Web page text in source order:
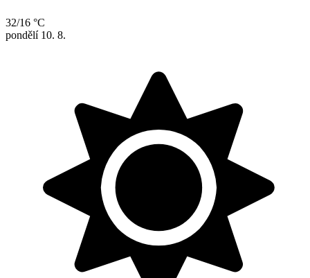
32/16 °C
pondělí 10. 8.